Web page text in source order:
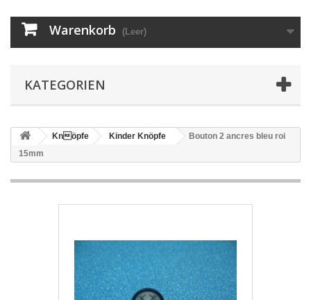
Warenkorb (Leer)
KATEGORIEN
Knöpfe Kinder Knöpfe
Bouton 2 ancres bleu roi
15mm